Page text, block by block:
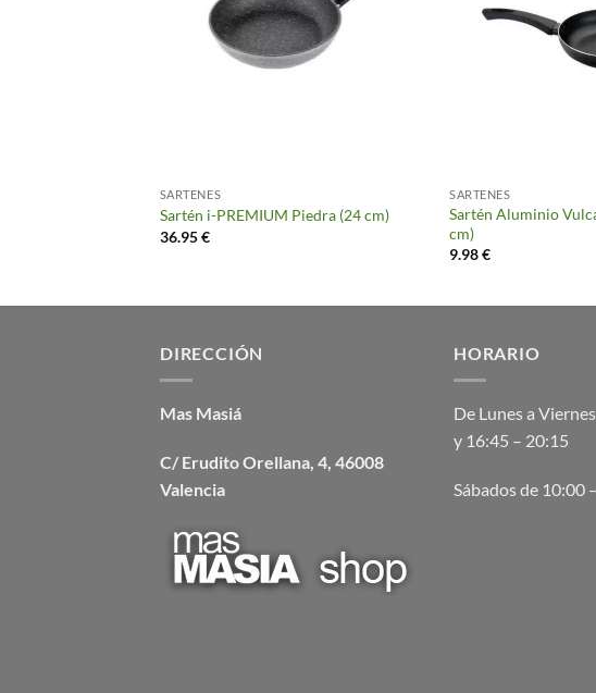
SARTENES
Sartén i-PREMIUM Piedra (24 cm)
36.95€
SARTENES
Sartén Aluminio
cm)
9.98€
DIRECCIÓN
Mas Masiá
C/ Erudito Orellana, 4, 46008
Valencia
HORARIO
De Lunes a
y 16:45 – 20:15
Sábados de 10:00